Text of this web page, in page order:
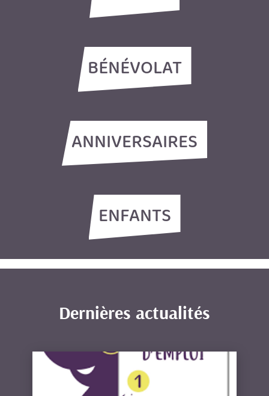
BÉNÉVOLAT
ANNIVERSAIRES
ENFANTS
Dernières actualités